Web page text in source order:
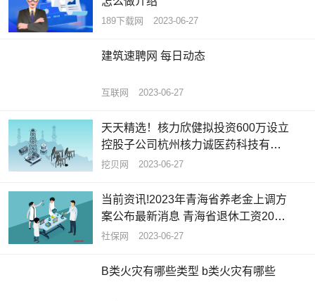
189下载网 2023-06-27
建筑速聘网 每日动态
互联网 2023-06-27
天天精选！核力欣健拟投资600万设立
控股子公司杭州核力诚医药科技有限
公司 持股85.71%
挖贝网 2023-06-27
当前资讯!2023年青海省养老金上调方
案公布最新消息 青海省退休工资2023
计算公式
社保网 2023-06-27
B类火灾有哪些类型 b类火灾有哪些